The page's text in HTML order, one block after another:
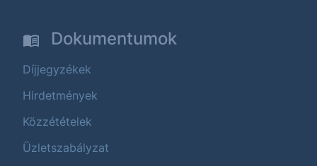
Dokumentumok
Díjjegyzékek
Hirdetmények
Közzétételek
Üzletszabályzat